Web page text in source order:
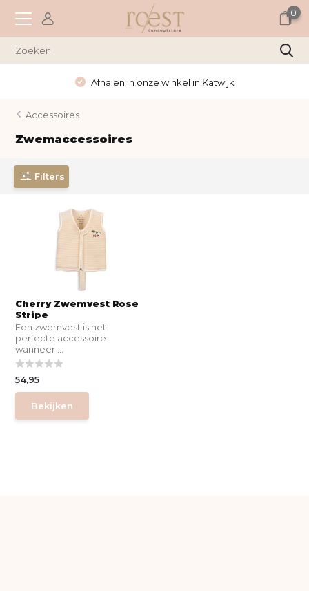
0
Afhalen in onze winkel in Katwijk
Accessoires
Zwemaccessoires
Filters
Cherry Zwemvest Rose
Stripe
Een zwemvest is het
perfecte accessoire
wanneer ...
54,95
Bekijken